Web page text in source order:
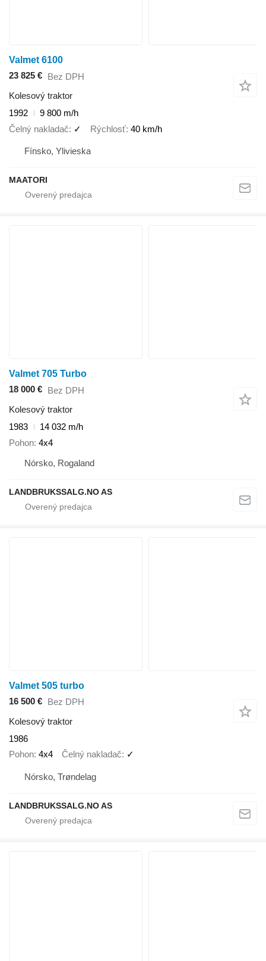
Valmet 6100
23 825 € Bez DPH
Kolesový traktor
1992
9 800 m/h
Čelný nakladač
✓ Rýchlosť 40 km/h
Fínsko, Ylivieska
MAATORI
Valmet 705 Turbo
18 000 € Bez DPH
Kolesový traktor
1983
14 032 m/h
Pohon 4x4
Nórsko, Rogaland
LANDBRUKSSALG.NO AS
Valmet 505 turbo
16 500 € Bez DPH
Kolesový traktor
1986
Pohon 4x4 Čelný nakladač ✓
Nórsko, Trøndelag
LANDBRUKSSALG.NO AS